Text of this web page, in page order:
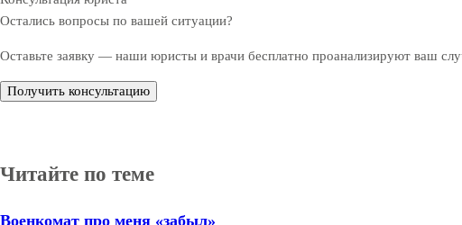
Остались вопросы по вашей ситуации?
Оставьте заявку — наши юристы и врачи бесплатно проанализируют ваш
Получить консультацию
Читайте по теме
Военкомат про меня «забыл»